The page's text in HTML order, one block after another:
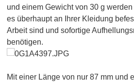
und einem Gewicht von 30 g
es überhaupt an Ihrer Kleidung
Arbeit sind und sofortige
benötigen.
Mit einer Länge von nur 87 mm und